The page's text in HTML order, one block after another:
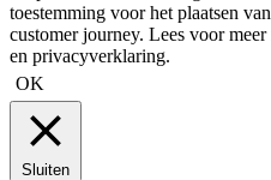
toestemming voor het plaatsen
customer journey. Lees voor
en privacyverklaring.
OK
Sluiten